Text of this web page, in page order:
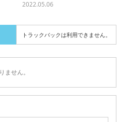
2022.05.06
トラックバックは利用できません。
ません。